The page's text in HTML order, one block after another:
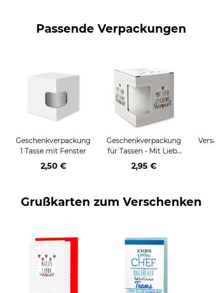
Passende Verpackungen
Geschenkverpackung
1 Tasse mit Fenster
2,50 €
Geschenkverpackung
für Tassen - Mit Liebe
geschenkt
2,95 €
Grußkarten zum Verschenken